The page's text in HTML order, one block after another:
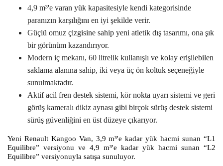
4,9 m³'e varan yük kapasitesiyle kendi kategorisinde
paranızın karşılığını en iyi şekilde verir.
Güçlü omuz çizgisine sahip yeni atletik dış tasarımı, ona şık
bir görünüm kazandırıyor.
Modern iç mekanı, 60 litrelik kullanışlı ve kolay erişilebilen
saklama alanına sahip, iki veya üç ön koltuk seçeneğiyle
sunulmaktadır.
Aktif acil fren destek sistemi, kör nokta uyarı sistemi ve geri
görüş kameralı dikiz aynası gibi birçok sürüş destek sistemi
sürüş güvenliğini en üst düzeye çıkarıyor.
Yeni Renault Kangoo Van, 3,9 m³'e kadar yük hacmi sunan “L1
Equilibre” versiyonu ve 4,9 m³'e kadar yük hacmi sunan “L2
Equilibre” versiyonuyla satışa sunuluyor.